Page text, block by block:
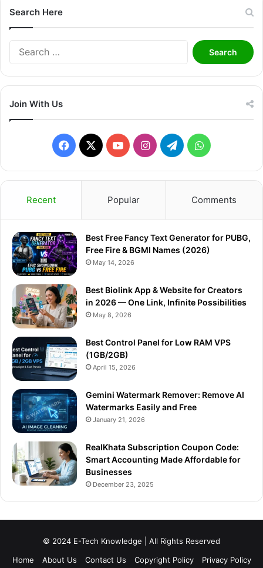
Search Here
Search
for:
Join With Us
Facebook
X YouTubeInstagram
TelegramWhatsApp
Recent Popular Comments
Best Free Fancy Text Generator for PUBG,
Free Fire & BGMI Names (2026)
May 14, 2026
Best Biolink App & Website for Creators
in 2026 — One Link, Infinite Possibilities
May 8, 2026
Best Control Panel for Low RAM VPS
(1GB/2GB)
April 15, 2026
Gemini Watermark Remover: Remove AI
Watermarks Easily and Free
January 21, 2026
RealKhata Subscription Coupon Code:
Smart Accounting Made Affordable for
Businesses
December 23, 2025
© 2024 E-Tech Knowledge | All Rights Reserved
Home
About Us Contact Us Copyright Policy Privacy Policy